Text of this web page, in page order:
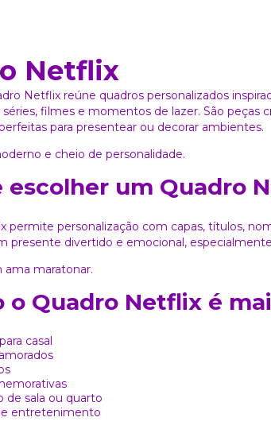
Netflix
Netflix reúne quadros personalizados
filmes e momentos de lazer. São
para presentear ou decorar ambientes.
e cheio de personalidade.
escolher um Quadro
permite personalização com capas, títulos,
presente divertido e emocional,
ama maratonar.
o Quadro Netflix é
casal
de sala ou quarto
entretenimento